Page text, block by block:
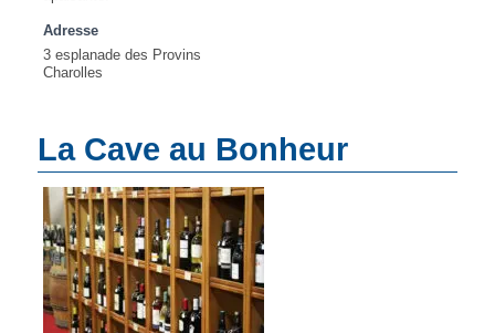
Adresse
3 esplanade des Provins
Charolles
La Cave au Bonheur